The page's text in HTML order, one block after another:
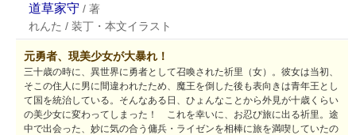
道草家守 / 著
れんた / 装丁・本文イラスト
元勇者、現美少女が大暴れ！
三十歳の時に、異世界に勇者として召喚された祈里（女）。彼女は当初、
そこの住人に男に間違われたため、魔王を倒した後も表向きは青年王とし
て国を統治している。そんなある日、ひょんなことから外見が十歳くらい
の美少女に変わってしまった！ これを幸いに、お忍び旅に出る祈里。途
中で出会った、妙に気の合う傭兵・ライゼンを相棒に旅を満喫していたの